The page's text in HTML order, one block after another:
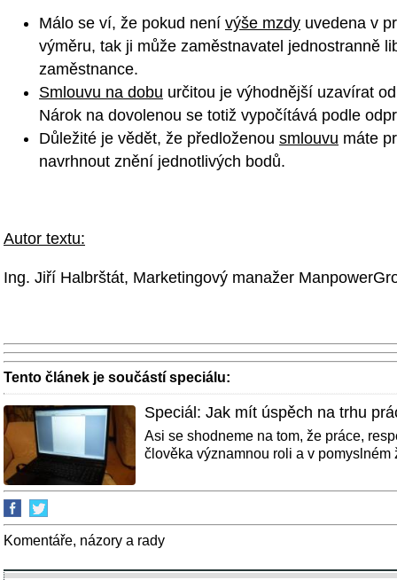
Málo se ví, že pokud není výše mzdy uvedena v
výměru, tak ji může zaměstnavatel jednostranně
zaměstnance.
Smlouvu na dobu určitou je výhodnější uzavírat
Nárok na dovolenou se totiž vypočítává podle
Důležité je vědět, že předloženou smlouvu máte
navrhnout znění jednotlivých bodů.
Autor textu:
Ing. Jiří Halbrštát, Marketingový manažer
Tento článek je součástí speciálu:
Speciál: Jak mít úspěch na trhu
Asi se shodneme na tom, že práce,
člověka významnou roli a v pomyslném
Komentáře, názory a rady